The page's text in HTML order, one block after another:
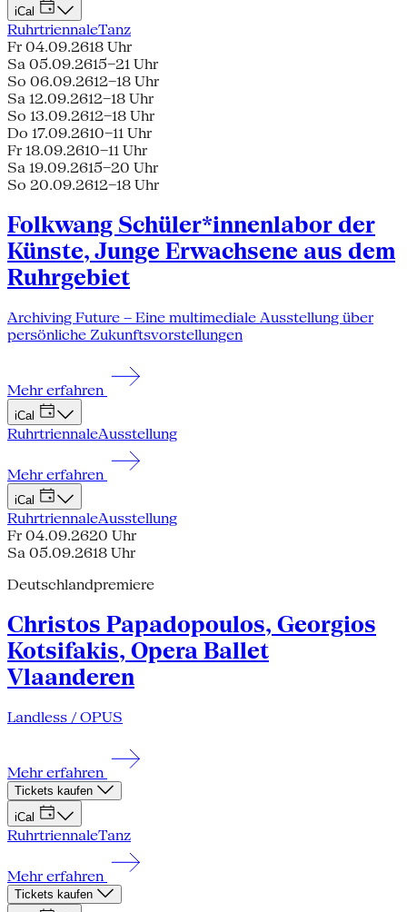
iCal
RuhrtriennaleTanz
Fr 04.09.2618 Uhr
Sa 05.09.2615–21 Uhr
So 06.09.2612–18 Uhr
Sa 12.09.2612–18 Uhr
So 13.09.2612–18 Uhr
Do 17.09.2610–11 Uhr
Fr 18.09.2610–11 Uhr
Sa 19.09.2615–20 Uhr
So 20.09.2612–18 Uhr
Folkwang Schüler*innenlabor der
Künste, Junge Erwachsene aus dem
Ruhrgebiet
Archiving Future – Eine multimediale Ausstellung über
persönliche Zukunftsvorstellungen
Mehr erfahren
iCal
RuhrtriennaleAusstellung
Mehr erfahren
iCal
RuhrtriennaleAusstellung
Fr 04.09.2620 Uhr
Sa 05.09.2618 Uhr
Deutschlandpremiere
Christos Papadopoulos, Georgios
Kotsifakis, Opera Ballet
Vlaanderen
Landless / OPUS
Mehr erfahren
Tickets kaufen
iCal
RuhrtriennaleTanz
Mehr erfahren
Tickets kaufen